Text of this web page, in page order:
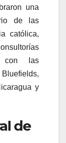
una
de las
católica,
con las
y
de